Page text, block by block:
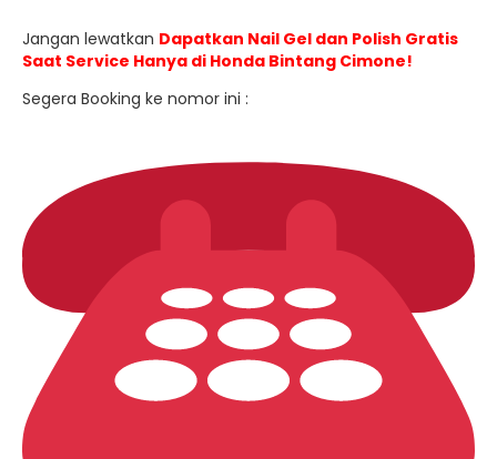
Jangan lewatkan Dapatkan Nail Gel dan Polish Gratis
Saat Service Hanya di Honda Bintang Cimone!
Segera Booking ke nomor ini :